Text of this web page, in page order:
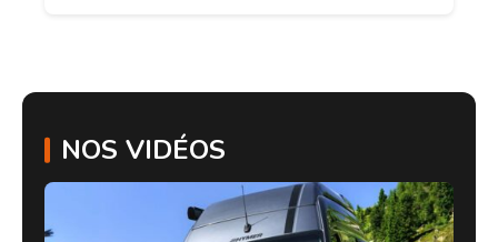
NOS VIDÉOS